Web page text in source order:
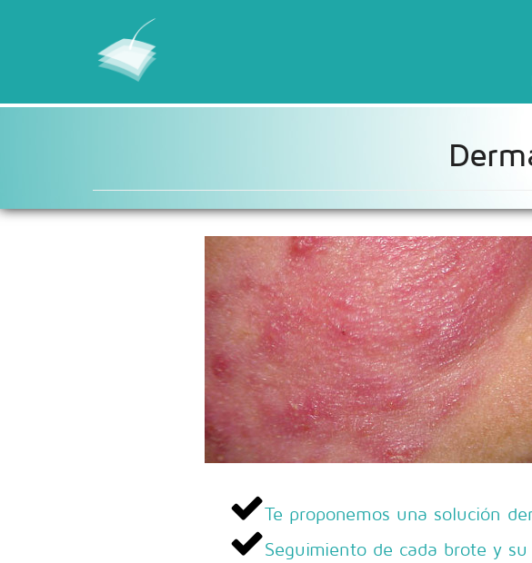
Te proponemos una solución
Seguimiento de cada brote y